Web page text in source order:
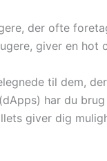
der ofte
giver en
til dem,
har du
giver dig